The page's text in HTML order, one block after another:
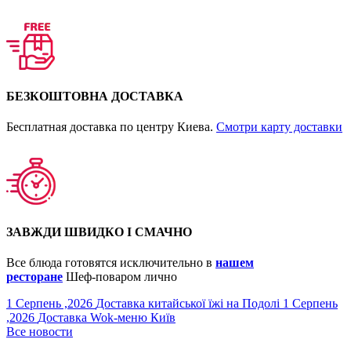
БЕЗКОШТОВНА ДОСТАВКА
Бесплатная доставка по центру Киева. Смотри карту доставки
ЗАВЖДИ ШВИДКО І СМАЧНО
Все блюда готовятся исключительно в нашем
ресторане Шеф-поваром лично
1 Серпень ,2026 Доставка китайської їжі на Подолі 1 Серпень
,2026 Доставка Wok-меню Київ
Все новости